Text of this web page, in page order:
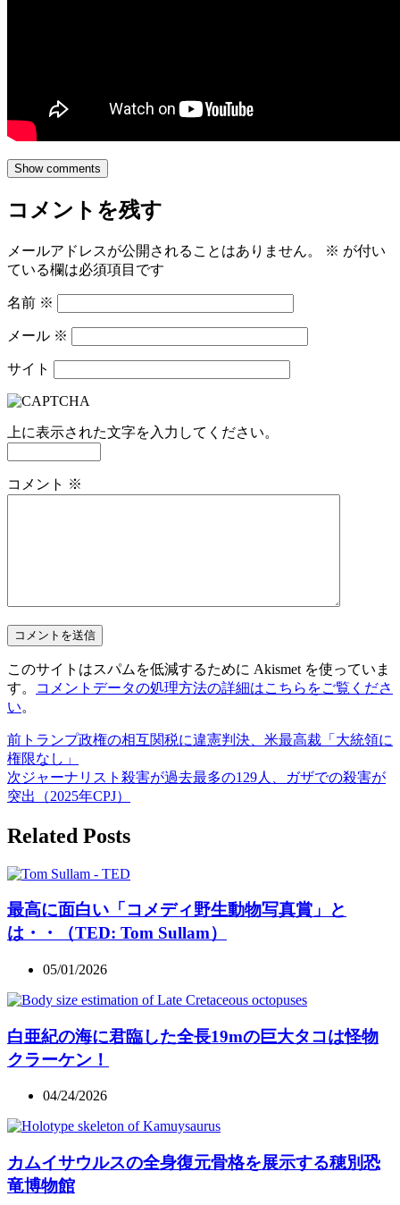
Show comments
コメントを残す
メールアドレスが公開されることはありません。 ※ が付い
ている欄は必須項目です
名前 ※
メール ※
サイト
上に表示された文字を入力してください。
コメント ※
このサイトはスパムを低減するために Akismet を使っていま
す。
コメントデータの処理方法の詳細はこちらをご覧くださ
い。
前 トランプ政権の相互関税に違憲判決、米最高裁「大統領に
権限なし」
次ジャーナリスト殺害が過去最多の129人、ガザでの殺害が
突出（2025年CPJ）
Related Posts
最高に面白い「コメディ野生動物写真賞」と
は・・（TED: Tom Sullam）
05/01/2026
白亜紀の海に君臨した全長19mの巨大タコは怪物
クラーケン！
04/24/2026
カムイサウルスの全身復元骨格を展示する穂別恐
竜博物館